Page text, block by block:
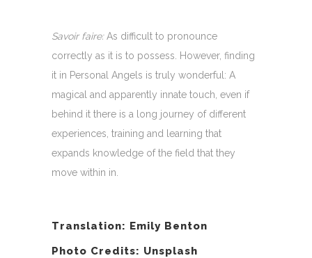
Savoir faire:As difficult to pronounce
correctly as it is to possess. However, finding
it in Personal Angels is truly wonderful: A
magical and apparently innate touch, even if
behind it there is a long journey of different
experiences, training and learning that
expands knowledge of the field that they
move within in.
Translation: Emily Benton
Photo Credits: Unsplash